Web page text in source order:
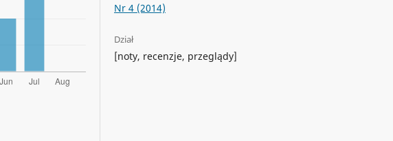
Nr 4 (2014)
Dział
[noty, recenzje, przeglądy]